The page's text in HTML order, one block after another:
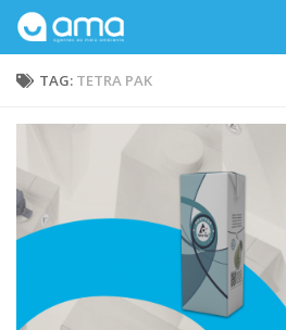
Skip to content
TAG: TETRA PAK